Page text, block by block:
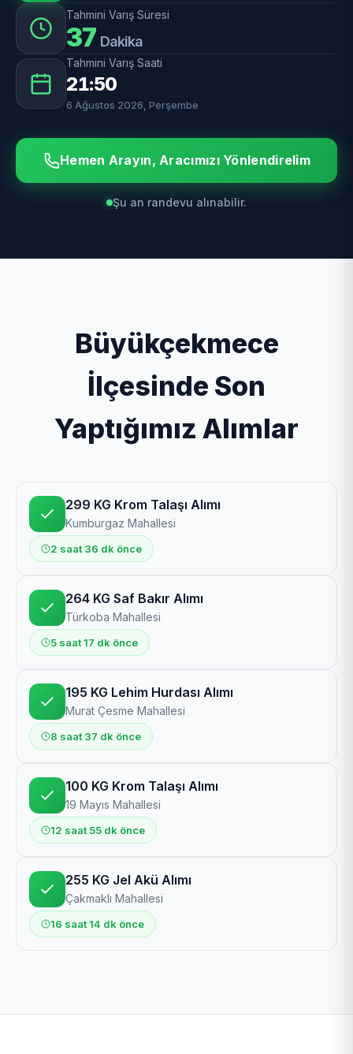
Tahmini Varış Süresi
37 Dakika
Tahmini Varış Saati
21:50
6 Ağustos 2026, Perşembe
Hemen Arayın, Aracımızı Yönlendirelim
Şu an randevu alınabilir.
Büyükçekmece
İlçesinde Son
Yaptığımız Alımlar
299 KG Krom Talaşı Alımı
Kumburgaz Mahallesi
2 saat 36 dk önce
264 KG Saf Bakır Alımı
Türkoba Mahallesi
5 saat 17 dk önce
195 KG Lehim Hurdası Alımı
Murat Çesme Mahallesi
8 saat 37 dk önce
100 KG Krom Talaşı Alımı
19 Mayıs Mahallesi
12 saat 55 dk önce
255 KG Jel Akü Alımı
Çakmaklı Mahallesi
16 saat 14 dk önce